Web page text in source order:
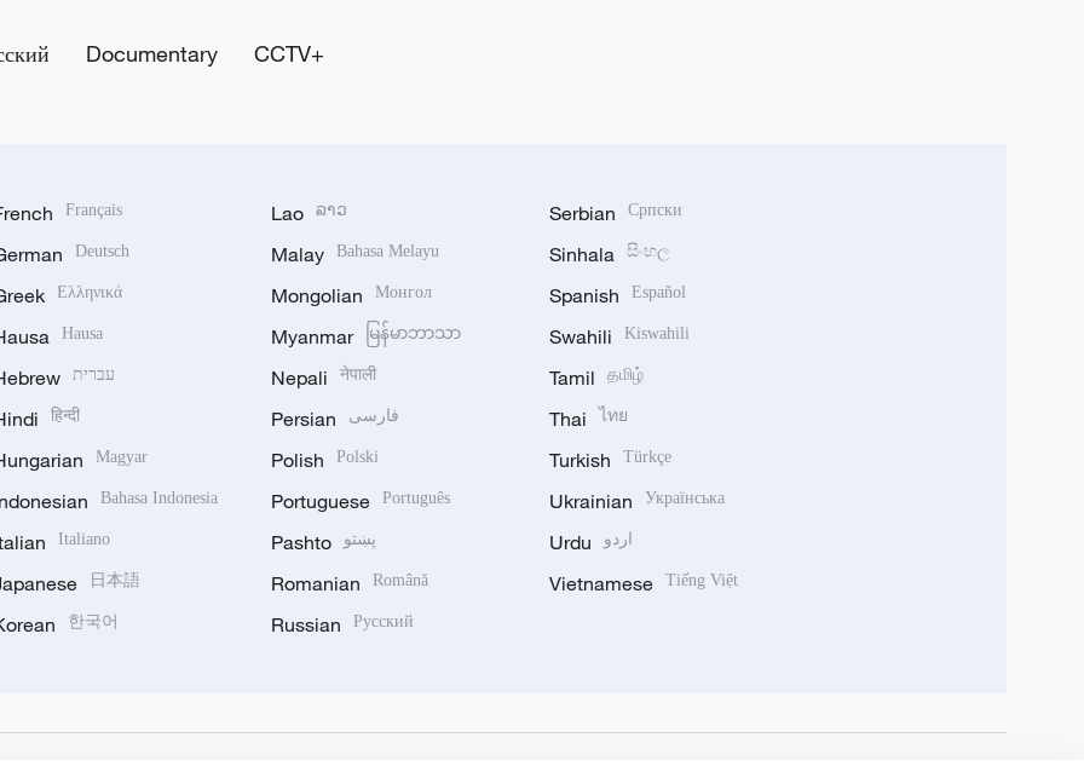
Documentary CCTV+
Français
Deutsch
Ελληνικά
Hausa
עברית
हिन्दी
Magyar
Bahasa Indonesia
Italiano
日本語
한국어
Lao ລາວ
Malay Bahasa Melayu
Mongolian Монгол
Myanmar မြန်မာဘာသာ
Nepali नेपाली
Persian فارسی
Polish Polski
Portuguese Português
Pashto پښتو
Romanian Română
Russian Русский
Serbian Српски
Sinhala සිංහල
Spanish Español
Swahili Kiswahili
Tamil தமிழ்
Thai ไทย
Turkish Türkçe
Ukrainian Українська
Urdu اردو
Vietnamese Tiếng Việt